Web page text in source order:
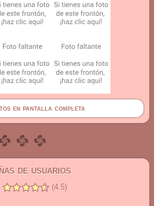
en pantalla completa
de usuarios
(4.5)